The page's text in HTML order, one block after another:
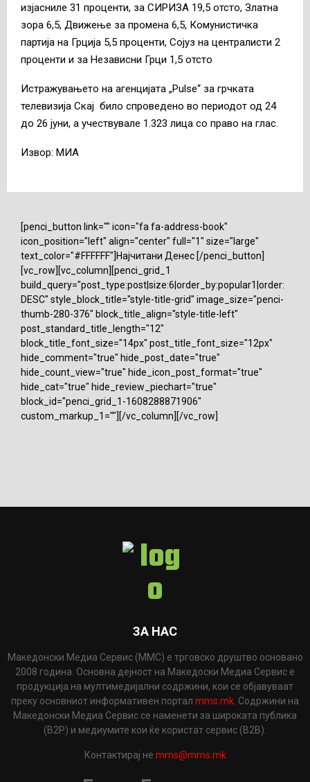
изјасниле 31 проценти, за СИРИЗА 19,5 отсто, Златна
зора 6,5, Движење за промена 6,5, Комунистичка
партија на Грција 5,5 проценти, Сојуз на централисти 2
проценти и за Независни Грци 1,5 отсто
Истражувањето на агенцијата „Pulse“ за грчката
телевизија Скај било спроведено во периодот од 24
до 26 јуни, а учествувале 1.323 лица со право на глас.
Извор: МИА
[penci_button link="" icon="fa fa-address-book"
icon_position="left" align="center" full="1" size="large"
text_color="#FFFFFF"]Најчитани Денес [/penci_button]
[vc_row][vc_column][penci_grid_1
build_query="post_type:post|size:6|order_by:popular1|order:
DESC" style_block_title="style-title-grid" image_size="penci-
thumb-280-376" block_title_align="style-title-left"
post_standard_title_length="12"
block_title_font_size="14px" post_title_font_size="12px"
hide_comment="true" hide_post_date="true"
hide_count_view="true" hide_icon_post_format="true"
hide_cat="true" hide_review_piechart="true"
block_id="penci_grid_1-1608288871906"
custom_markup_1=""][/vc_column][/vc_row]
ЗА НАС
Македонски Медиа Сервис (ММС) е трговско друштво основано
2008 година. Основна дејност на Македоски Медиа Сервис е
продукција на мултимедијални содржини, кои се објавуваат
преку основниот информативен портал mms.mk . Содржини на
Македонски Медиа Сервис се наменети за широката публика
(B2P) и медиумите кои ќе користат сервис (B2B).
Контактирај не mms@mms.mk